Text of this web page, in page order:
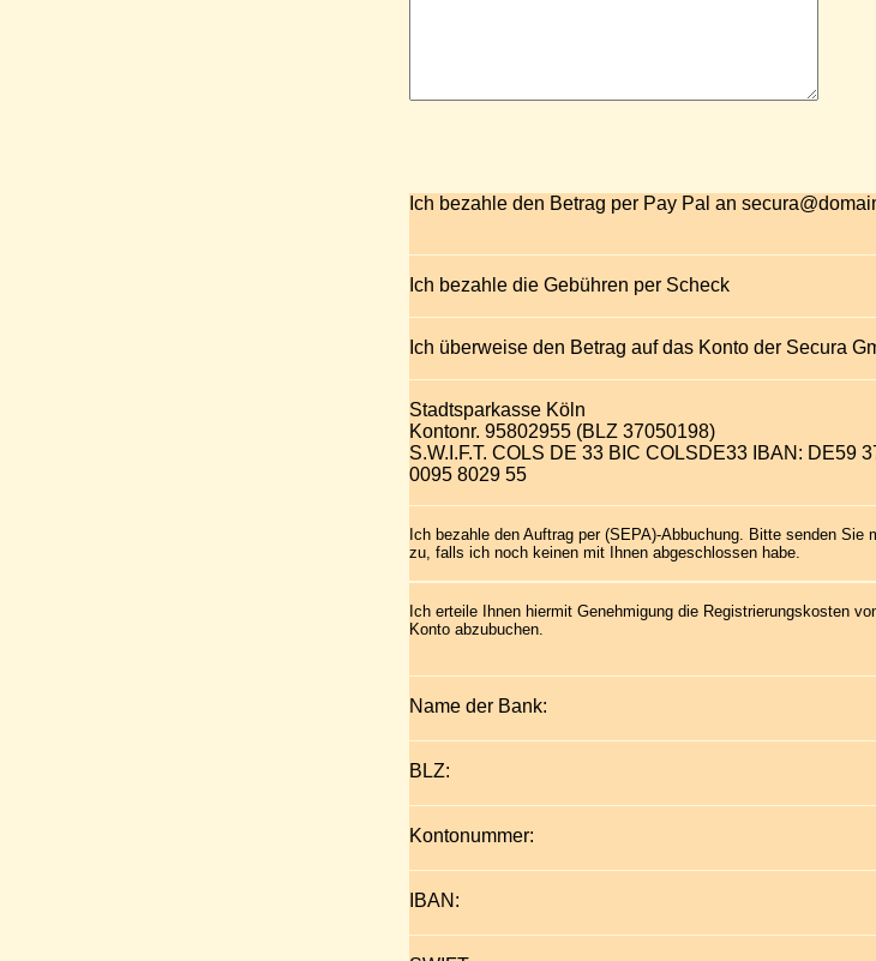
Ich bezahle den Betrag per Pay Pal an
Ich bezahle die Gebühren per Scheck
Ich überweise den Betrag auf das Konto der Secura
Stadtsparkasse Köln
Kontonr. 95802955 (BLZ 37050198)
S.W.I.F.T. COLS DE 33 BIC COLSDE33 IBAN: DE59
0095 8029 55
Ich bezahle den Auftrag per (SEPA)-Abbuchung. Bitte senden Sie
zu, falls ich noch keinen mit Ihnen abgeschlossen habe.
Ich erteile Ihnen hiermit Genehmigung die Registrierungskosten
Konto abzubuchen.
Name der Bank:
BLZ:
Kontonummer:
IBAN: